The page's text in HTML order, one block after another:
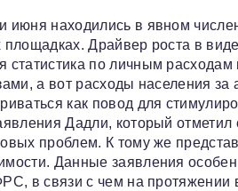
июня находились в явном
Драйвер роста в
статистика по личным
а вот расходы населения
как повод для
Дадли, который
проблем. К тому же
Данные заявления
в связи с чем на протяжении